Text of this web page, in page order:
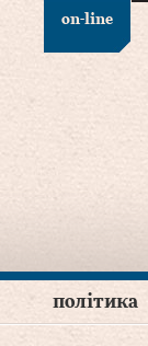
on-line
політика